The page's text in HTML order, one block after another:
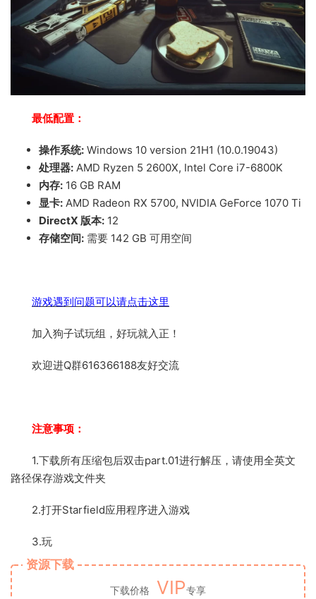
最低配置：
操作系统: Windows 10 version 21H1 (10.0.19043)
处理器: AMD Ryzen 5 2600X, Intel Core i7-6800K
内存: 16 GB RAM
显卡: AMD Radeon RX 5700, NVIDIA GeForce 1070 Ti
DirectX 版本: 12
存储空间: 需要 142 GB 可用空间
游戏遇到问题可以请点击这里
加入狗子试玩组，好玩就入正！
欢迎进Q群616366188友好交流
注意事项：
1.下载所有压缩包后双击part.01进行解压，请使用全英文
路径保存游戏文件夹
2.打开Starfield应用程序进入游戏
3.玩
资源下载
下载价格 VIP专享